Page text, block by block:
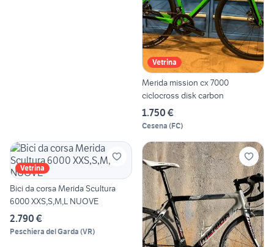
Vetrina
Merida mission cx 7000
ciclocross disk carbon
1.750 €
Cesena (FC)
Vetrina
Bici da corsa Merida Scultura
6000 XXS,S,M,L NUOVE
2.790 €
Peschiera del Garda (VR)